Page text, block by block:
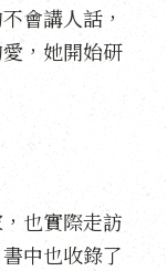
會講人話，
，她開始研
也實際走訪
中也收錄了